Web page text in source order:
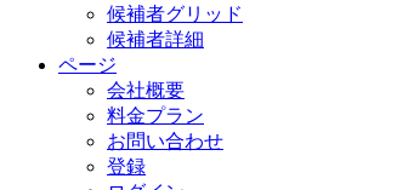
候補者グリッド
候補者詳細
ページ
会社概要
料金プラン
お問い合わせ
登録